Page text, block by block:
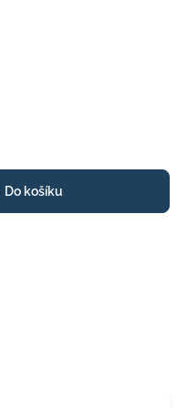
Do košíku